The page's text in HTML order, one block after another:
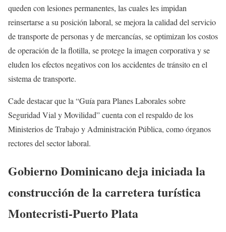
queden con lesiones permanentes, las cuales les impidan
reinsertarse a su posición laboral, se mejora la calidad del servicio
de transporte de personas y de mercancías, se optimizan los costos
de operación de la flotilla, se protege la imagen corporativa y se
eluden los efectos negativos con los accidentes de tránsito en el
sistema de transporte.
Cade destacar que la “Guía para Planes Laborales sobre
Seguridad Vial y Movilidad” cuenta con el respaldo de los
Ministerios de Trabajo y Administración Pública, como órganos
rectores del sector laboral.
Gobierno Dominicano deja iniciada la
construcción de la carretera turística
Montecristi-Puerto Plata